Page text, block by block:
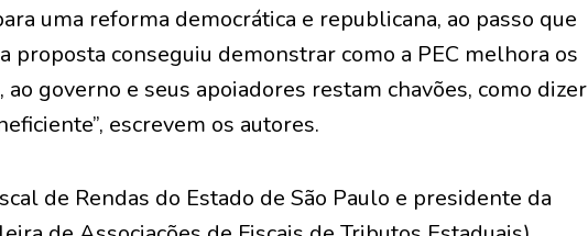
uma reforma democrática e republicana, ao passo que
proposta conseguiu demonstrar como a PEC melhora os
governo e seus apoiadores restam chavões, como dizer
escrevem os autores.
de Rendas do Estado de São Paulo e presidente da